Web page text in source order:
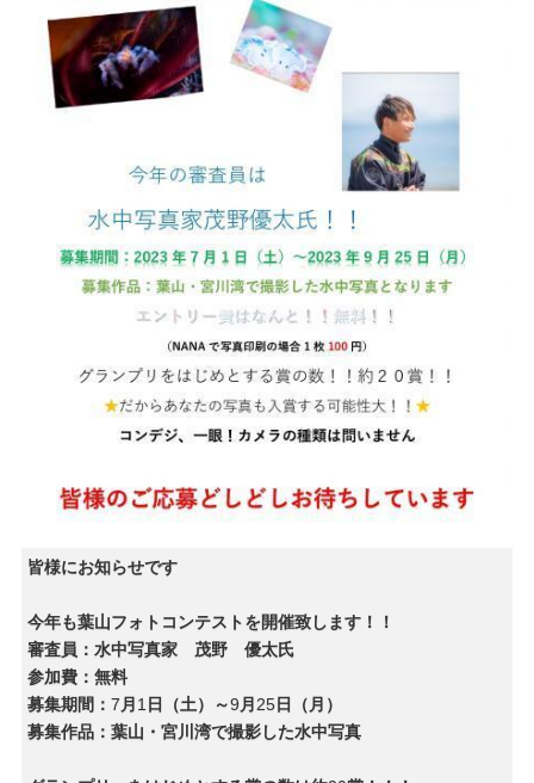
皆様にお知らせです
今年も葉山フォトコンテストを開催致します！！
審査員：水中写真家 茂野 優太氏
参加費：無料
募集期間： 7月 1 日（土）～9月 25日（月）
募集作品：葉山・宮川湾で撮影した水中写真